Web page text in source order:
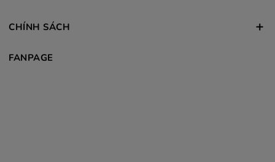
CHÍNH SÁCH
FANPAGE